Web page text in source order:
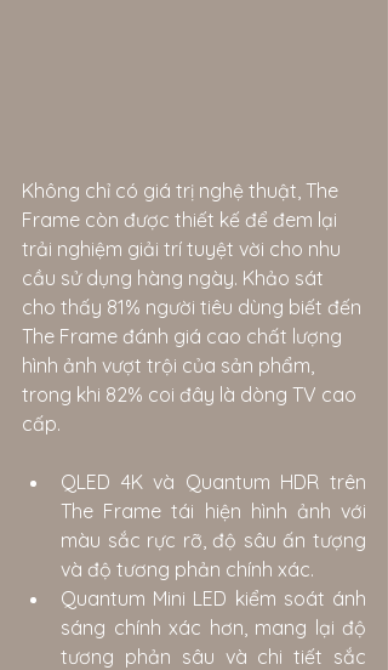
Không chỉ có giá trị nghệ thuật, The
Frame còn được thiết kế để đem lại
trải nghiệm giải trí tuyệt vời cho nhu
cầu sử dụng hàng ngày. Khảo sát
cho thấy 81% người tiêu dùng biết đến
The Frame đánh giá cao chất lượng
hình ảnh vượt trội của sản phẩm,
trong khi 82% coi đây là dòng TV cao
cấp.
QLED 4K và Quantum HDR trên
The Frame tái hiện hình ảnh với
màu sắc rực rỡ, độ sâu ấn tượng
và độ tương phản chính xác.
Quantum Mini LED kiểm soát ánh
sáng chính xác hơn, mang lại độ
tương phản sâu và chi tiết sắc